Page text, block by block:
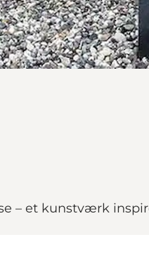
– et kunstværk